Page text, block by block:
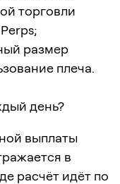
торговли
размер
плеча.
день?
выплаты
в
расчёт идёт по